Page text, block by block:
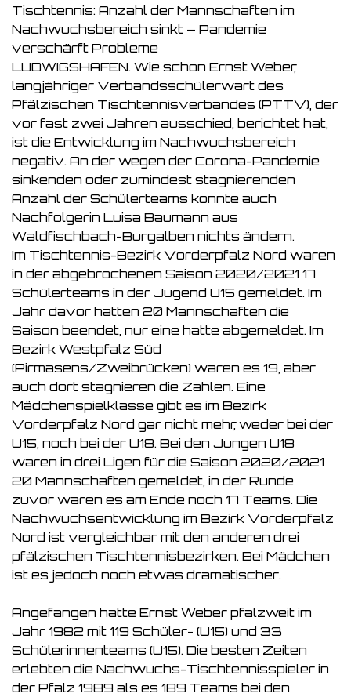
Tischtennis: Anzahl der Mannschaften im
Nachwuchsbereich sinkt – Pandemie
verschärft Probleme
LUDWIGSHAFEN. Wie schon Ernst Weber,
langjähriger Verbandsschülerwart des
Pfälzischen Tischtennisverbandes (PTTV), der
vor fast zwei Jahren ausschied, berichtet hat,
ist die Entwicklung im Nachwuchsbereich
negativ. An der wegen der Corona-Pandemie
sinkenden oder zumindest stagnierenden
Anzahl der Schülerteams konnte auch
Nachfolgerin Luisa Baumann aus
Waldfischbach-Burgalben nichts ändern.
Im Tischtennis-Bezirk Vorderpfalz Nord waren
in der abgebrochenen Saison 2020/2021 17
Schülerteams in der Jugend U15 gemeldet. Im
Jahr davor hatten 20 Mannschaften die
Saison beendet, nur eine hatte abgemeldet. Im
Bezirk Westpfalz Süd
(Pirmasens/Zweibrücken) waren es 19, aber
auch dort stagnieren die Zahlen. Eine
Mädchenspielklasse gibt es im Bezirk
Vorderpfalz Nord gar nicht mehr, weder bei der
U15, noch bei der U18. Bei den Jungen U18
waren in drei Ligen für die Saison 2020/2021
20 Mannschaften gemeldet, in der Runde
zuvor waren es am Ende noch 17 Teams. Die
Nachwuchsentwicklung im Bezirk Vorderpfalz
Nord ist vergleichbar mit den anderen drei
pfälzischen Tischtennisbezirken. Bei Mädchen
ist es jedoch noch etwas dramatischer.
Angefangen hatte Ernst Weber pfalzweit im
Jahr 1982 mit 119 Schüler- (U15) und 33
Schülerinnenteams (U15). Die besten Zeiten
erlebten die Nachwuchs-Tischtennisspieler in
der Pfalz 1989 als es 189 Teams bei den